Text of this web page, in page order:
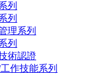
列
列
理系列
列
術認證
作技能系列